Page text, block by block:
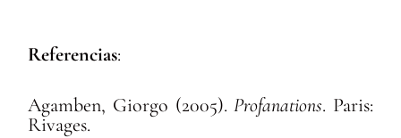
Referencias:
Agamben, Giorgo (2005).Profanations. Paris:
Rivages.